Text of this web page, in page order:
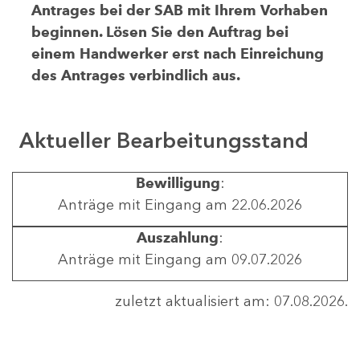
Antrages bei der SAB mit Ihrem Vorhaben
beginnen. Lösen Sie den Auftrag bei
einem Handwerker erst nach Einreichung
des Antrages verbindlich aus.
Aktueller Bearbeitungsstand
Bewilligung:
Anträge mit Eingang am 22.06.2026
Auszahlung:
Anträge mit Eingang am 09.07.2026
zuletzt aktualisiert am: 07.08.2026.